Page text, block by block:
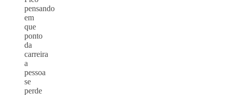
pensando
em
que
ponto
da
carreira
a
pessoa
se
perde